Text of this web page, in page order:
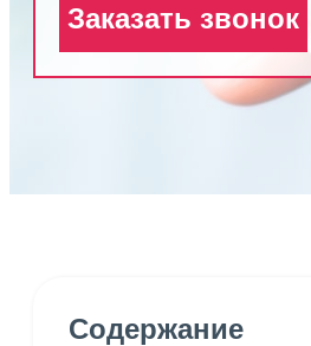
Заказать звонок
Содержание